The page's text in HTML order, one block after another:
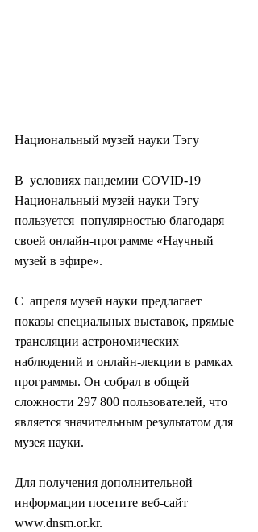
Национальный музей науки Тэгу
В  условиях пандемии COVID-19
Национальный музей науки Тэгу
пользуется  популярностью благодаря
своей онлайн-программе «Научный
музей в эфире».
С  апреля музей науки предлагает
показы специальных выставок, прямые
трансляции астрономических
наблюдений и онлайн-лекции в рамках
программы. Он собрал в общей
сложности 297 800 пользователей, что
является значительным результатом для
музея науки.
Для получения дополнительной
информации посетите веб-сайт
www.dnsm.or.kr.